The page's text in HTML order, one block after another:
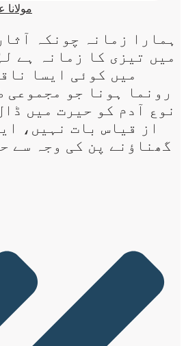
ہمارا زمانہ چونکہ
میں تیزی کا زمانہ ہے
میں کوئی ایسا
رونما ہونا جو مجموعی
نوع آدم کو حیرت میں
از قیاس بات نہیں،
گھناؤنے پن کی وجہ سے